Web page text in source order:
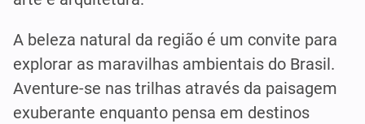
A beleza natural da região é um convite para
explorar as maravilhas ambientais do Brasil.
Aventure-se nas trilhas através da paisagem
exuberante enquanto pensa em destinos